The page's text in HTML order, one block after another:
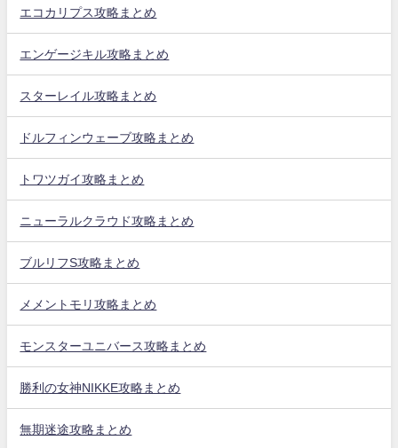
エコカリプス攻略まとめ
エンゲージキル攻略まとめ
スターレイル攻略まとめ
ドルフィンウェーブ攻略まとめ
トワツガイ攻略まとめ
ニューラルクラウド攻略まとめ
ブルリフS攻略まとめ
メメントモリ攻略まとめ
モンスターユニバース攻略まとめ
勝利の女神NIKKE攻略まとめ
無期迷途攻略まとめ